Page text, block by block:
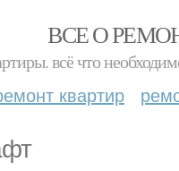
ВСЕ О
всё что
квартир